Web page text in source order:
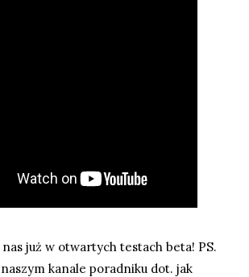
już w otwartych testach beta! PS.
naszym kanale poradniku dot. jak